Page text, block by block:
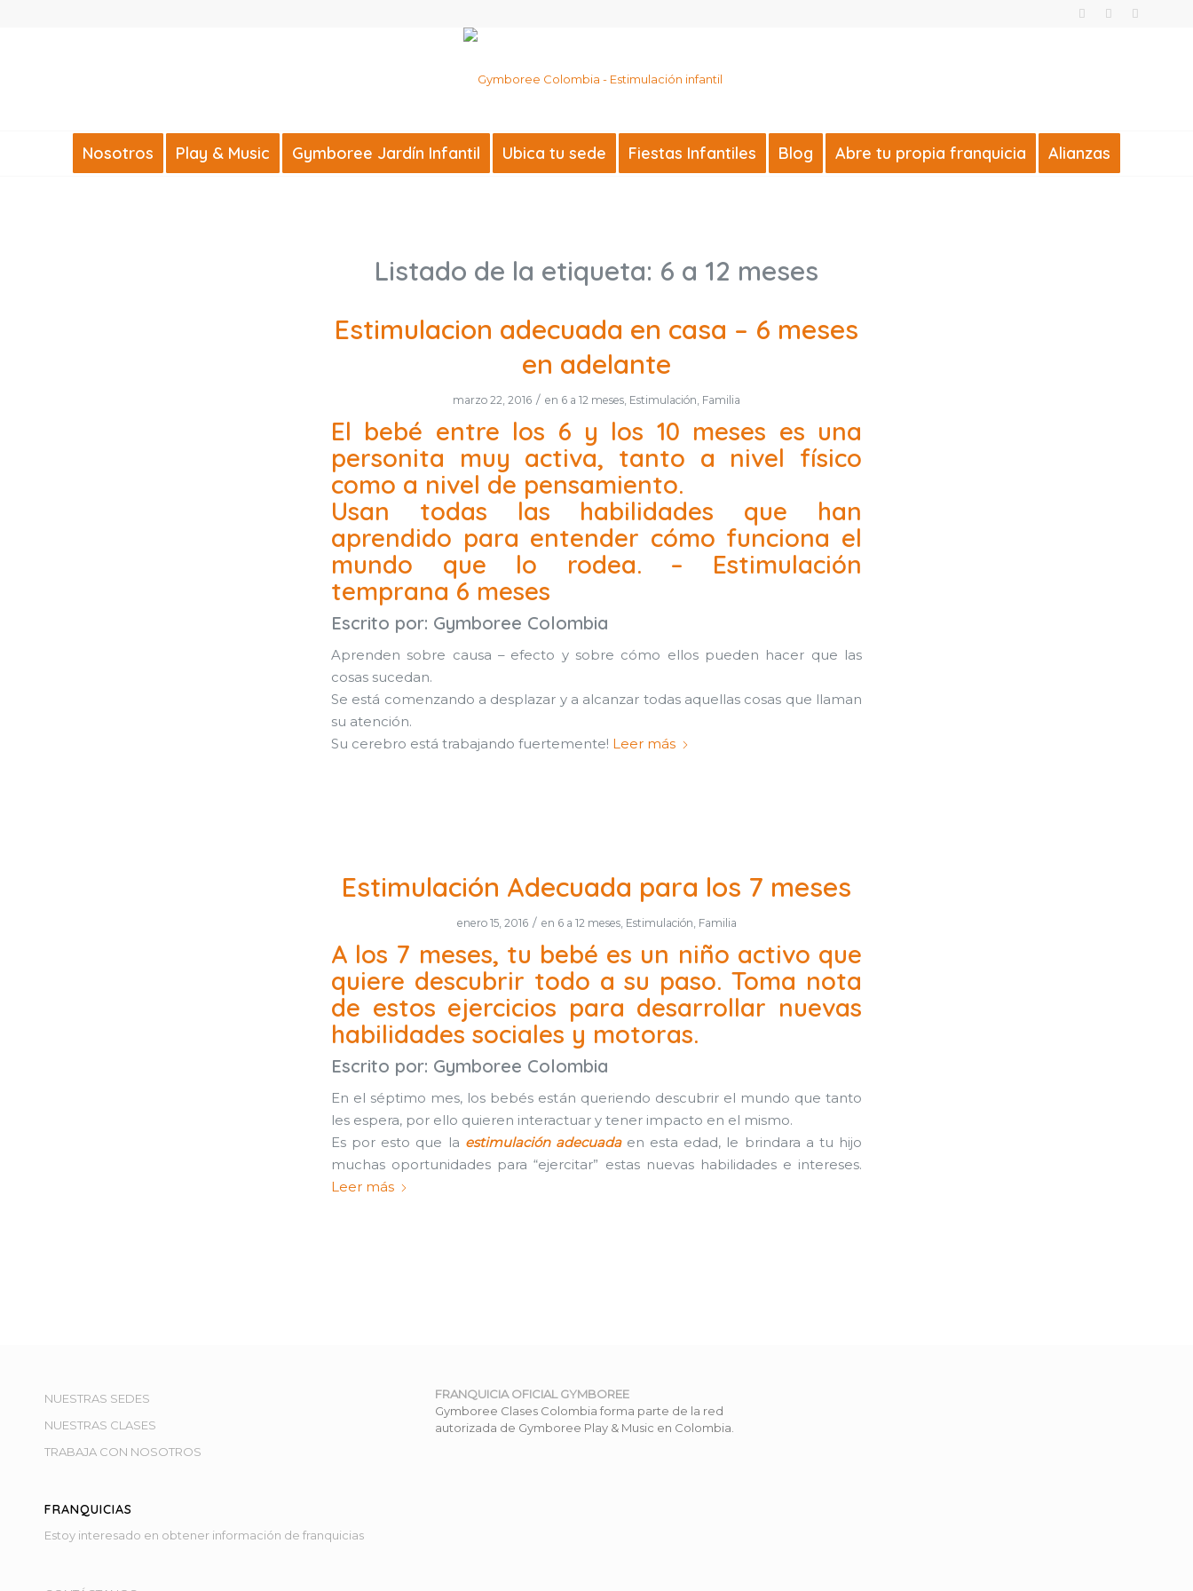
Nosotros Play & Music Gymboree Jardín Infantil Ubica tu sede Fiestas Infantiles Blog Abre tu propia franquicia Alianzas
Listado de la etiqueta: 6 a 12 meses
Estimulacion adecuada en casa – 6 meses
en adelante
marzo 22, 2016 / en 6 a 12 meses, Estimulación, Familia
El bebé entre los 6 y los 10 meses es una
personita muy activa, tanto a nivel físico
como a nivel de pensamiento.
Usan todas las habilidades que han
aprendido para entender cómo funciona el
mundo que lo rodea. – Estimulación
temprana 6 meses
Escrito por: Gymboree Colombia
Aprenden sobre causa – efecto y sobre cómo ellos pueden hacer que las
cosas sucedan.
Se está comenzando a desplazar y a alcanzar todas aquellas cosas que llaman
su atención.
Su cerebro está trabajando fuertemente! Leer más
Estimulación Adecuada para los 7 meses
enero 15, 2016 / en 6 a 12 meses, Estimulación, Familia
A los 7 meses, tu bebé es un niño activo que
quiere descubrir todo a su paso. Toma nota
de estos ejercicios para desarrollar nuevas
habilidades sociales y motoras.
Escrito por: Gymboree Colombia
En el séptimo mes, los bebés están queriendo descubrir el mundo que tanto
les espera, por ello quieren interactuar y tener impacto en el mismo.
Es por esto que la estimulación adecuadaen esta edad, le brindara a tu hijo
muchas oportunidades para “ejercitar” estas nuevas habilidades e intereses.
Leer más
NUESTRAS SEDES
NUESTRAS CLASES
TRABAJA CON NOSOTROS
FRANQUICIAS
Estoy interesado en obtener información de franquicias
FRANQUICIA OFICIAL GYMBOREE
Gymboree Clases Colombia forma parte de la red
autorizada de Gymboree Play & Music en Colombia.